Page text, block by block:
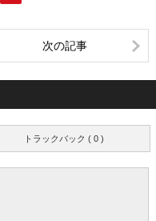
次の記事
トラックバック ( 0 )